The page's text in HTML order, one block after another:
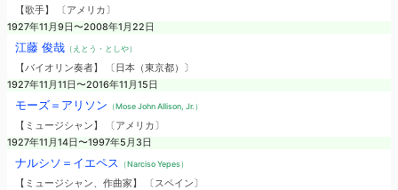
【歌手】 〔アメリカ〕
1927年11月9日〜2008年1月22日
江藤 俊哉（えとう・としや）
【バイオリン奏者】 〔日本（東京都）〕
1927年11月11日〜2016年11月15日
モーズ＝アリソン （Mose John Allison, Jr.）
【ミュージシャン】 〔アメリカ〕
1927年11月14日〜1997年5月3日
ナルシソ＝イエペス （Narciso Yepes）
【ミュージシャン、作曲家】 〔スペイン〕